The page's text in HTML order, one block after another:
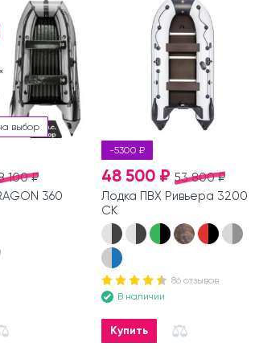
выбор
100 ₽
360
-5300 ₽
53 800 ₽
48 500 ₽
Лодка ПВХ Ривьера 3200
СК
86 отзывов
В наличии
Купить